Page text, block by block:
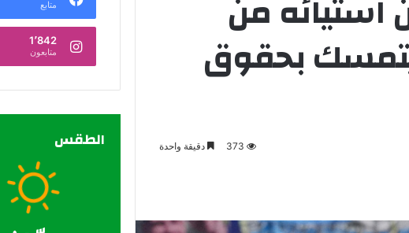
استيائه من
بحقوق
373 دقيقة واحدة
متابع
1٬842
متابعون
الطقس